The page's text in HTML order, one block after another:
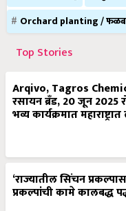
Orchard planting /
Top Stories
रसायन ब्रँड, 20 जून 2025
भव्य कार्यक्रमात
प्रकल्पांची कामे कालबद्ध